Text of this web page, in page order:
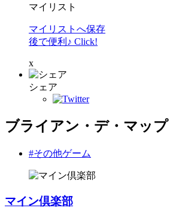
マイリスト
マイリストへ保存
後で便利♪ Click!
x
シェア
ブライアン・デ・マップ
#その他ゲーム
マイン倶楽部